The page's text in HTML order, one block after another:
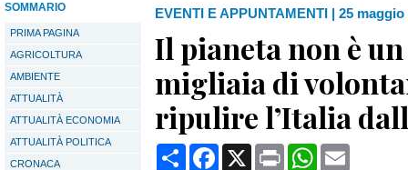
SOMMARIO
PRIMA PAGINA
AGRICOLTURA
AMBIENTE
ATTUALITÀ
ATTUALITÀ ECONOMIA
ATTUALITÀ POLITICA
CRONACA
EVENTI E APPUNTAMENTI | 25 maggio
Il pianeta non è
migliaia di
ripulire l’Italia
CondividiFacebook
X Print WhatsApp